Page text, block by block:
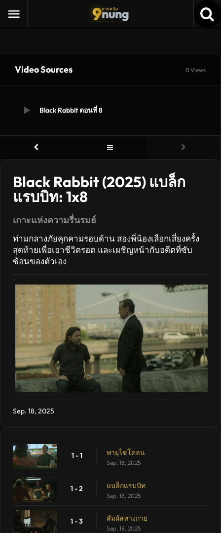
9นายหนัง
nung
Video Sources 0 Views
Black Rabbit ตอนที่ 8
Black Rabbit (2025) แบล็ก
แรบบิท: 1x8
เกาะแห่งความรื่นรมย์
ท่ามกลางภัยคุกคามรอบด้าน สองพี่น้องเลือกเสี่ยงครั้ง
สุดท้ายเพื่อเอาชีวิตรอด และเผชิญหน้ากับอดีตที่ซับ
ซ้อนของตัวเอง
Sep. 18, 2025
1 - 1 พายุไซโคลน
Sep. 18, 2025
1 - 2 แบล็กแรบบิท
Sep. 18, 2025
1 - 3 สัมผัสทางกาย
Sep. 18, 2025